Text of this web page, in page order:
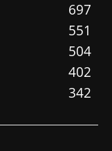
697
551
504
402
342